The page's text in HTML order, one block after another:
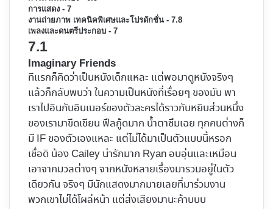
การแสดง - 7
งานถ่ายภาพ เทคนิคพิเศษและโปรดักชั่น - 7.8
เพลงและดนตรีประกอบ - 7
7.1
Imaginary Friends
ทีแรกก็คิดว่าเป็นหนังเด็กแหละ แต่พอมาดูหนังจริงๆ
แล้วก็กลับพบว่า ในความเป็นหนังที่เรื่อยๆ ของมัน พา
เราไปอินกับอินเนอร์ของตัวละครได้ราวกับหยิบส่วนหนึ่ง
ของเรามาขีดเขียน ฟีลกู้ดมาก น้ำตาซึมเฉย ทุกคนต่างก็
มี IF ของตัวเองแหละ แต่ไม่ได้มาเป็นตัวแบบนี้หรอก
เชื่อดิ น้อง Cailey น่ารักมาก Ryan อบอุ่นและเหมือน
เอาจากมวลต่างๆ จากหนังหลายเรื่องมารวมอยู่ในตัว
เดียวกัน จริงๆ มีนักแสดงมากมายเลยที่มาร่วมงาน
พวกเขาไม่ได้โผล่หน้า แต่ส่งเสียงมานะค้าบบบ